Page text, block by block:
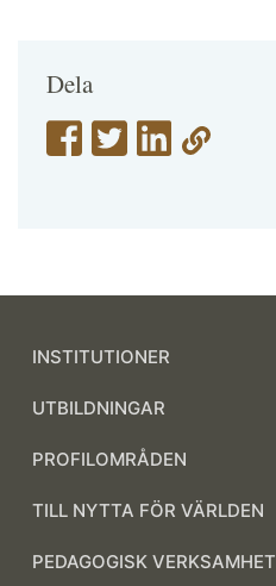
Dela
INSTITUTIONER
UTBILDNINGAR
PROFILOMRÅDEN
TILL NYTTA FÖR VÄRLDEN
PEDAGOGISK VERKSAMHET